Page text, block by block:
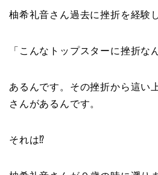
柚希礼音さん過去に挫折を経験
「こんなトップスターに挫折な
あるんです。その挫折から這い
さんがあるんです。
それは⁉